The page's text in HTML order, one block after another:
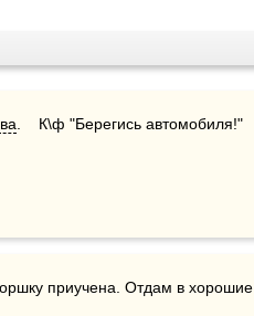
.    К\ф "Берегись автомобиля!"
приучена. Отдам в хорошие